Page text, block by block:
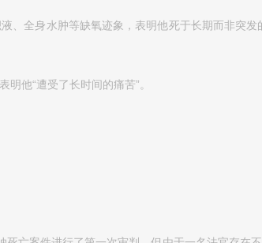
、全身水肿等缺氧迹象，表明他死于长期而非突发
他“遭受了长时间的痛苦”。